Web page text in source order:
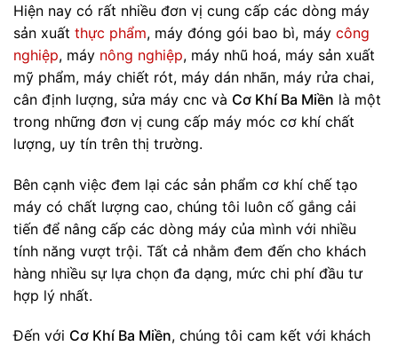
Hiện nay có rất nhiều đơn vị cung cấp các dòng máy
sản xuất thực phẩm, máy đóng gói bao bì, máy công
nghiệp, máy nông nghiệp, máy nhũ hoá, máy sản xuất
mỹ phẩm, máy chiết rót, máy dán nhãn, máy rửa chai,
cân định lượng, sửa máy cnc và Cơ Khí Ba Miền là một
trong những đơn vị cung cấp máy móc cơ khí chất
lượng, uy tín trên thị trường.
Bên cạnh việc đem lại các sản phẩm cơ khí chế tạo
máy có chất lượng cao, chúng tôi luôn cố gắng cải
tiến để nâng cấp các dòng máy của mình với nhiều
tính năng vượt trội. Tất cả nhằm đem đến cho khách
hàng nhiều sự lựa chọn đa dạng, mức chi phí đầu tư
hợp lý nhất.
Đến với Cơ Khí Ba Miền, chúng tôi cam kết với khách